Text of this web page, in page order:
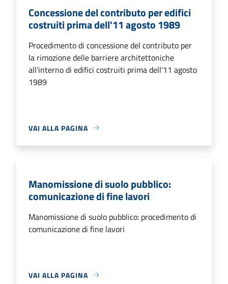
Concessione del contributo per edifici
costruiti prima dell'11 agosto 1989
Procedimento di concessione del contributo per
la rimozione delle barriere architettoniche
all'interno di edifici costruiti prima dell'11 agosto
1989
VAI ALLA PAGINA
Manomissione di suolo pubblico:
comunicazione di fine lavori
Manomissione di suolo pubblico: procedimento di
comunicazione di fine lavori
VAI ALLA PAGINA